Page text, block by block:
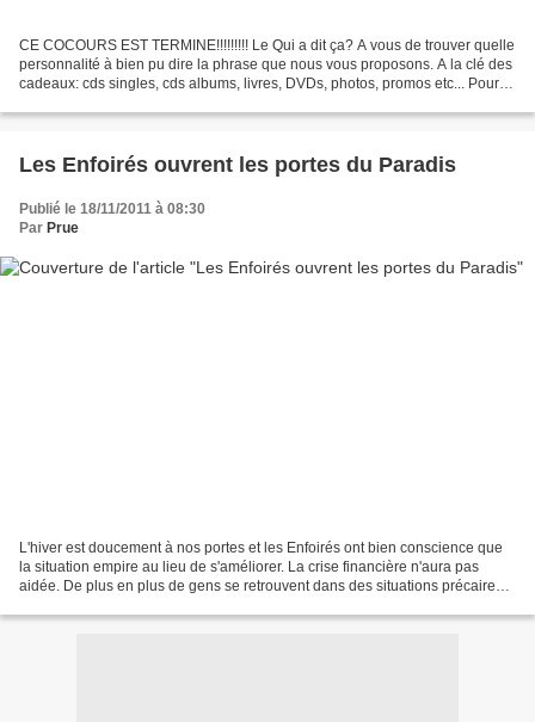
CE COCOURS EST TERMINE!!!!!!!!! Le Qui a dit ça? A vous de trouver quelle
personnalité à bien pu dire la phrase que nous vous proposons. A la clé des
cadeaux: cds singles, cds albums, livres, DVDs, photos, promos etc... Pour
Les Enfoirés ouvrent les portes du Paradis
Publié le 18/11/2011 à 08:30
Par Prue
L'hiver est doucement à nos portes et les Enfoirés ont bien conscience que
la situation empire au lieu de s'améliorer. La crise financière n'aura pas
aidée. De plus en plus de gens se retrouvent dans des situations précaires